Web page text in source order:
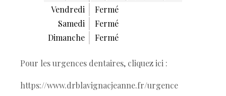
Vendredi
Fermé
Samedi
Fermé
Dimanche
Fermé
Pour les urgences dentaires, cliquez ici :
https://www.drblavignacjeanne.fr/urgence